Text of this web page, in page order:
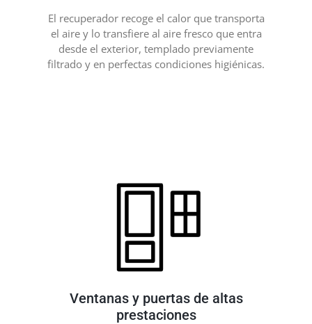
El recuperador recoge el calor que transporta
el aire y lo transfiere al aire fresco que entra
desde el exterior, templado previamente
filtrado y en perfectas condiciones higiénicas.
Ventanas y puertas de altas
prestaciones